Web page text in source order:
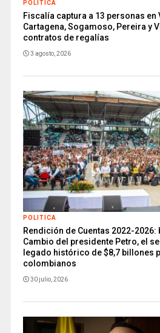
POLITICA
Fiscalía captura a 13 personas en
Cartagena, Sogamoso, Pereira y
contratos de regalías
3 agosto, 2026
POLITICA
Rendición de Cuentas 2022-2026:
Cambio del presidente Petro, el
legado histórico de $8,7 billones
colombianos
30 julio, 2026